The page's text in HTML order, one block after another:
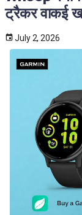
ट्रैकर वाकई
July 2, 2026